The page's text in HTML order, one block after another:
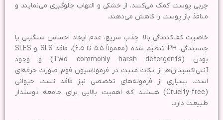
چربی پوست کمک می‌کنند، از خشکی و التهاب جلوگیری می‌نمایند و
منافذ باز پوست را کاهش می‌دهند.
خاصیت کف‌کنندگی بالا، جذب سریع، عدم ایجاد احساس سنگینی یا
چسبندگی، PH تنظیم شده (معمولاً ۵.۵ تا ۶.۵)، فاقد SLS و SLES
بودن (Two commonly harsh detergents) و وجود
آنتی‌اکسیدان‌ها از نکات مثبت در فرمولاسیون فوم صورت حرفه‌ای
است. بسیاری از فرموله‌های تخصصی نیز فاقد تست حیوانی
(Cruelty-free) هستند که اهمیت بالایی برای جامعه دوستدار
طبیعت دارد.